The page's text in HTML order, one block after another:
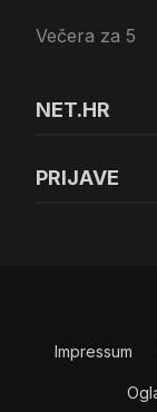
Večera za 5
NET.HR
PRIJAVE
Impressum